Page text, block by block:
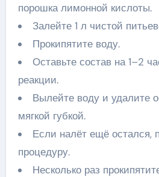
порошка лимонной кислоты.
Залейте 1 л чистой
Прокипятите воду.
Оставьте состав на 1–2
реакции.
Вылейте воду и удалите
мягкой губкой.
Если налёт ещё остался,
процедуру.
Несколько раз